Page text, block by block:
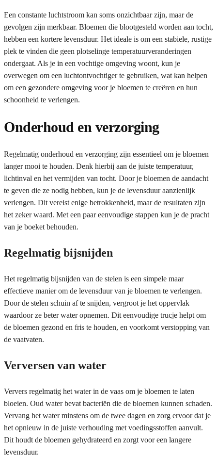
Een constante luchtstroom kan soms onzichtbaar zijn, maar de
gevolgen zijn merkbaar. Bloemen die blootgesteld worden aan tocht,
hebben een kortere levensduur. Het ideale is om een stabiele, rustige
plek te vinden die geen plotselinge temperatuurveranderingen
ondergaat. Als je in een vochtige omgeving woont, kun je
overwegen om een luchtontvochtiger te gebruiken, wat kan helpen
om een gezondere omgeving voor je bloemen te creëren en hun
schoonheid te verlengen.
Onderhoud en verzorging
Regelmatig onderhoud en verzorging zijn essentieel om je bloemen
langer mooi te houden. Denk hierbij aan de juiste temperatuur,
lichtinval en het vermijden van tocht. Door je bloemen de aandacht
te geven die ze nodig hebben, kun je de levensduur aanzienlijk
verlengen. Dit vereist enige betrokkenheid, maar de resultaten zijn
het zeker waard. Met een paar eenvoudige stappen kun je de pracht
van je boeket behouden.
Regelmatig bijsnijden
Het regelmatig bijsnijden van de stelen is een simpele maar
effectieve manier om de levensduur van je bloemen te verlengen.
Door de stelen schuin af te snijden, vergroot je het oppervlak
waardoor ze beter water opnemen. Dit eenvoudige trucje helpt om
de bloemen gezond en fris te houden, en voorkomt verstopping van
de vaatvaten.
Verversen van water
Ververs regelmatig het water in de vaas om je bloemen te laten
bloeien. Oud water bevat bacteriën die de bloemen kunnen schaden.
Vervang het water minstens om de twee dagen en zorg ervoor dat je
het opnieuw in de juiste verhouding met voedingsstoffen aanvult.
Dit houdt de bloemen gehydrateerd en zorgt voor een langere
levensduur.